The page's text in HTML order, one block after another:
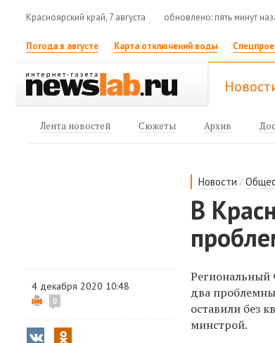
Красноярский край, 7 августа обновлено: пять минут
Погода в августе Карта отключений воды
Лента новостей Сюжеты Архив
Новости /
В
4 декабря 2020 10:48
0
Региональный
два
оставили без
минстрой.